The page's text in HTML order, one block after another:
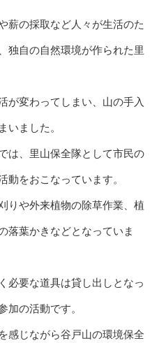
薪の採取など人々が生活のた
独自の自然環境が作られた里
が変わってしまい、山の手入
いました。
は、里山保全隊として市民の
動をおこなっています。
りや外来植物の除草作業、植
落葉かきなどとなっていま
必要な道具は貸し出しとなっ
加の活動です。
感じながら谷戸山の環境保全